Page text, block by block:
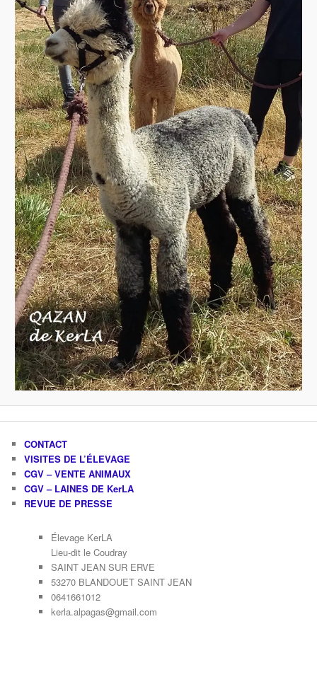
CONTACT
VISITES DE L’ÉLEVAGE
CGV – VENTE ANIMAUX
CGV – LAINES DE KerLA
REVUE DE PRESSE
Élevage KerLA
Lieu-dit le Coudray
SAINT JEAN SUR ERVE
53270 BLANDOUET SAINT JEAN
0641661012
kerla.alpagas@gmail.com